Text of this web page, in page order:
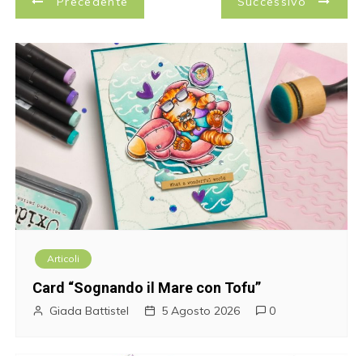
a
v
i
g
a
z
Articoli
Card “Sognando il Mare con Tofu”
Giada Battistel 5 Agosto 2026 0